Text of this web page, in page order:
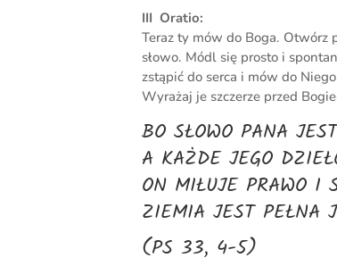
III Oratio:
Teraz ty mów do Boga. Otwórz
słowo. Módl się prosto i
zstąpić do serca i mów do
Wyrażaj je szczerze przed
BO SŁOWO PANA
A KAŻDE JEGO
ON MIŁUJE PRAWO I
ZIEMIA JEST PEŁNA
(PS 33, 4-5)